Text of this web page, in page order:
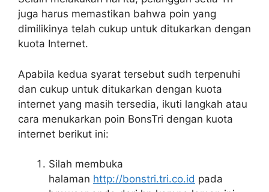
juga harus memastikan bahwa poin yang
dimilikinya telah cukup untuk ditukarkan dengan
kuota Internet.
Apabila kedua syarat tersebut sudh terpenuhi
dan cukup untuk ditukarkan dengan kuota
internet yang masih tersedia, ikuti langkah atau
cara menukarkan poin BonsTri dengan kuota
internet berikut ini:
Silah membuka
halaman http://bonstri.tri.co.id pada